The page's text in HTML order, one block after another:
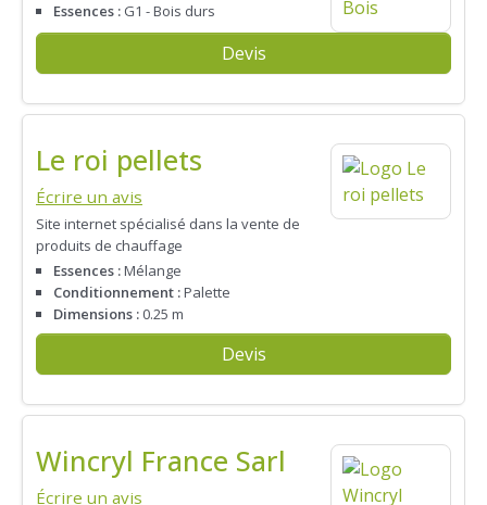
Essences : G1 - Bois durs
Devis
Le roi pellets
Écrire un avis
Site internet spécialisé dans la vente de
produits de chauffage
Essences :Mélange
Conditionnement :Palette
Dimensions : 0.25 m
Devis
Wincryl France Sarl
Écrire un avis